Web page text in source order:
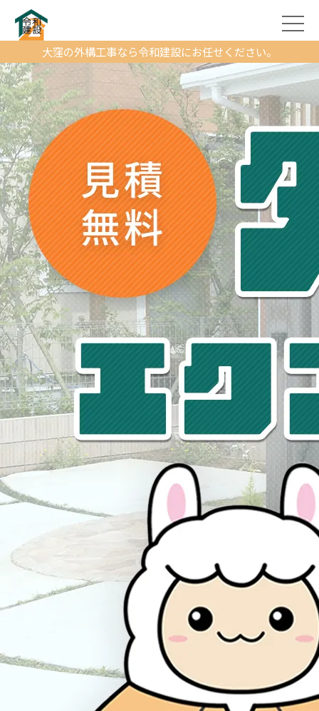
大窪の外構工事なら令和建設にお任せください。